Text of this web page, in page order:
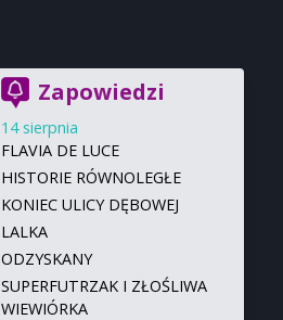
Zapowiedzi
14 sierpnia
FLAVIA DE LUCE
HISTORIE RÓWNOLEGŁE
KONIEC ULICY DĘBOWEJ
LALKA
ODZYSKANY
SUPERFUTRZAK I ZŁOŚLIWA
WIEWIÓRKA